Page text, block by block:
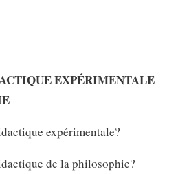
EXPÉRIMENTALE
expérimentale?
de la philosophie?